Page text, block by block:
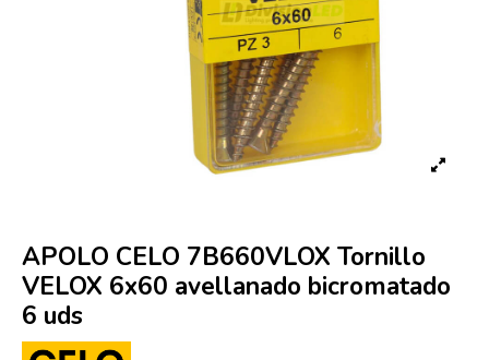
APOLO CELO 7B660VLOX Tornillo
VELOX 6x60 avellanado bicromatado
6 uds